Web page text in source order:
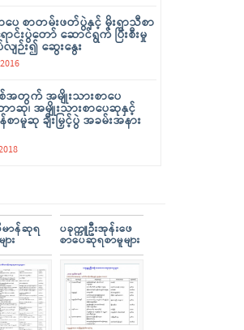
ပေ စာတမ်းဖတ်ပွဲနှင့် မိုးရာသီစာ
ာင်းပွဲတော် ဆောင်ရွက် ပြီးစီးမှု
လျဉ်း၍ ဆွေးနွေး
အတွက် အမျိုးသားစာပေ
၊ အမျိုးသားစာပေဆုနှင့်
စာမူဆု ချီးမြှင့်ပွဲ အခမ်းအနား
မာန်ဆုရ
ား
ပခုက္ကူဦးအုန်းဖေ
စာပေဆုရစာမူများ